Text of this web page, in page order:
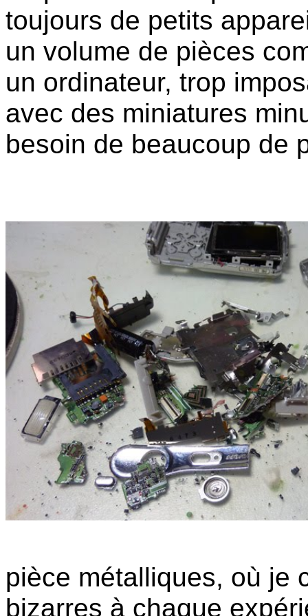
toujours de petits
un volume de pièces
un ordinateur, trop
avec des miniatures
besoin de beaucoup de
pièce métalliques, où je
bizarres à chaque